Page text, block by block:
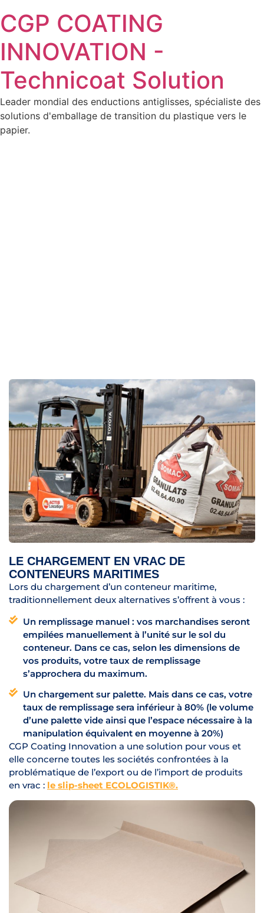
CGP COATING
INNOVATION -
Technicoat Solution
Leader mondial des enductions antiglisses, spécialiste des
solutions d'emballage de transition du plastique vers le
papier.
LE CHARGEMENT EN VRAC DE
CONTENEURS MARITIMES
Lors du chargement d’un conteneur maritime,
traditionnellement deux alternatives s’offrent à vous :
Un remplissage manuel : vos marchandises seront
empilées manuellement à l’unité sur le sol du
conteneur. Dans ce cas, selon les dimensions de
vos produits, votre taux de remplissage
s’approchera du maximum.
Un chargement sur palette. Mais dans ce cas, votre
taux de remplissage sera inférieur à 80% (le volume
d’une palette vide ainsi que l’espace nécessaire à la
manipulation équivalent en moyenne à 20%)
CGP Coating Innovation a une solution pour vous et
elle concerne toutes les sociétés confrontées à la
problématique de l’export ou de l’import de produits
en vrac : le slip-sheet ECOLOGISTIK®.